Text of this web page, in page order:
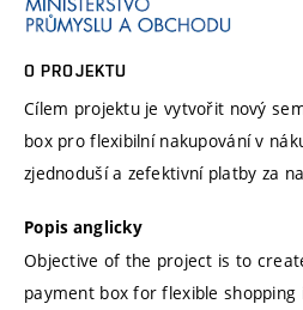
O PROJEKTU
Cílem projektu je vytvořit nový
box pro flexibilní nakupování v
zjednoduší a zefektivní platby za
Popis anglicky
Objective of the project is to
payment box for flexible shopping